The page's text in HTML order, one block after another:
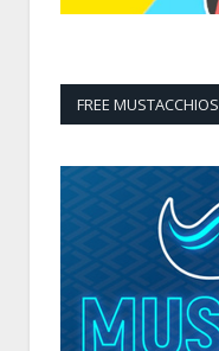
FREE MUSTACCHIOS